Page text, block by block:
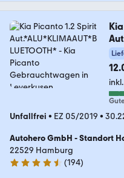
*
Unfallfrei • EZ 05/2019 •
Autohero GmbH - Standort
22529 Hamburg
4.6 Sterne
(194)